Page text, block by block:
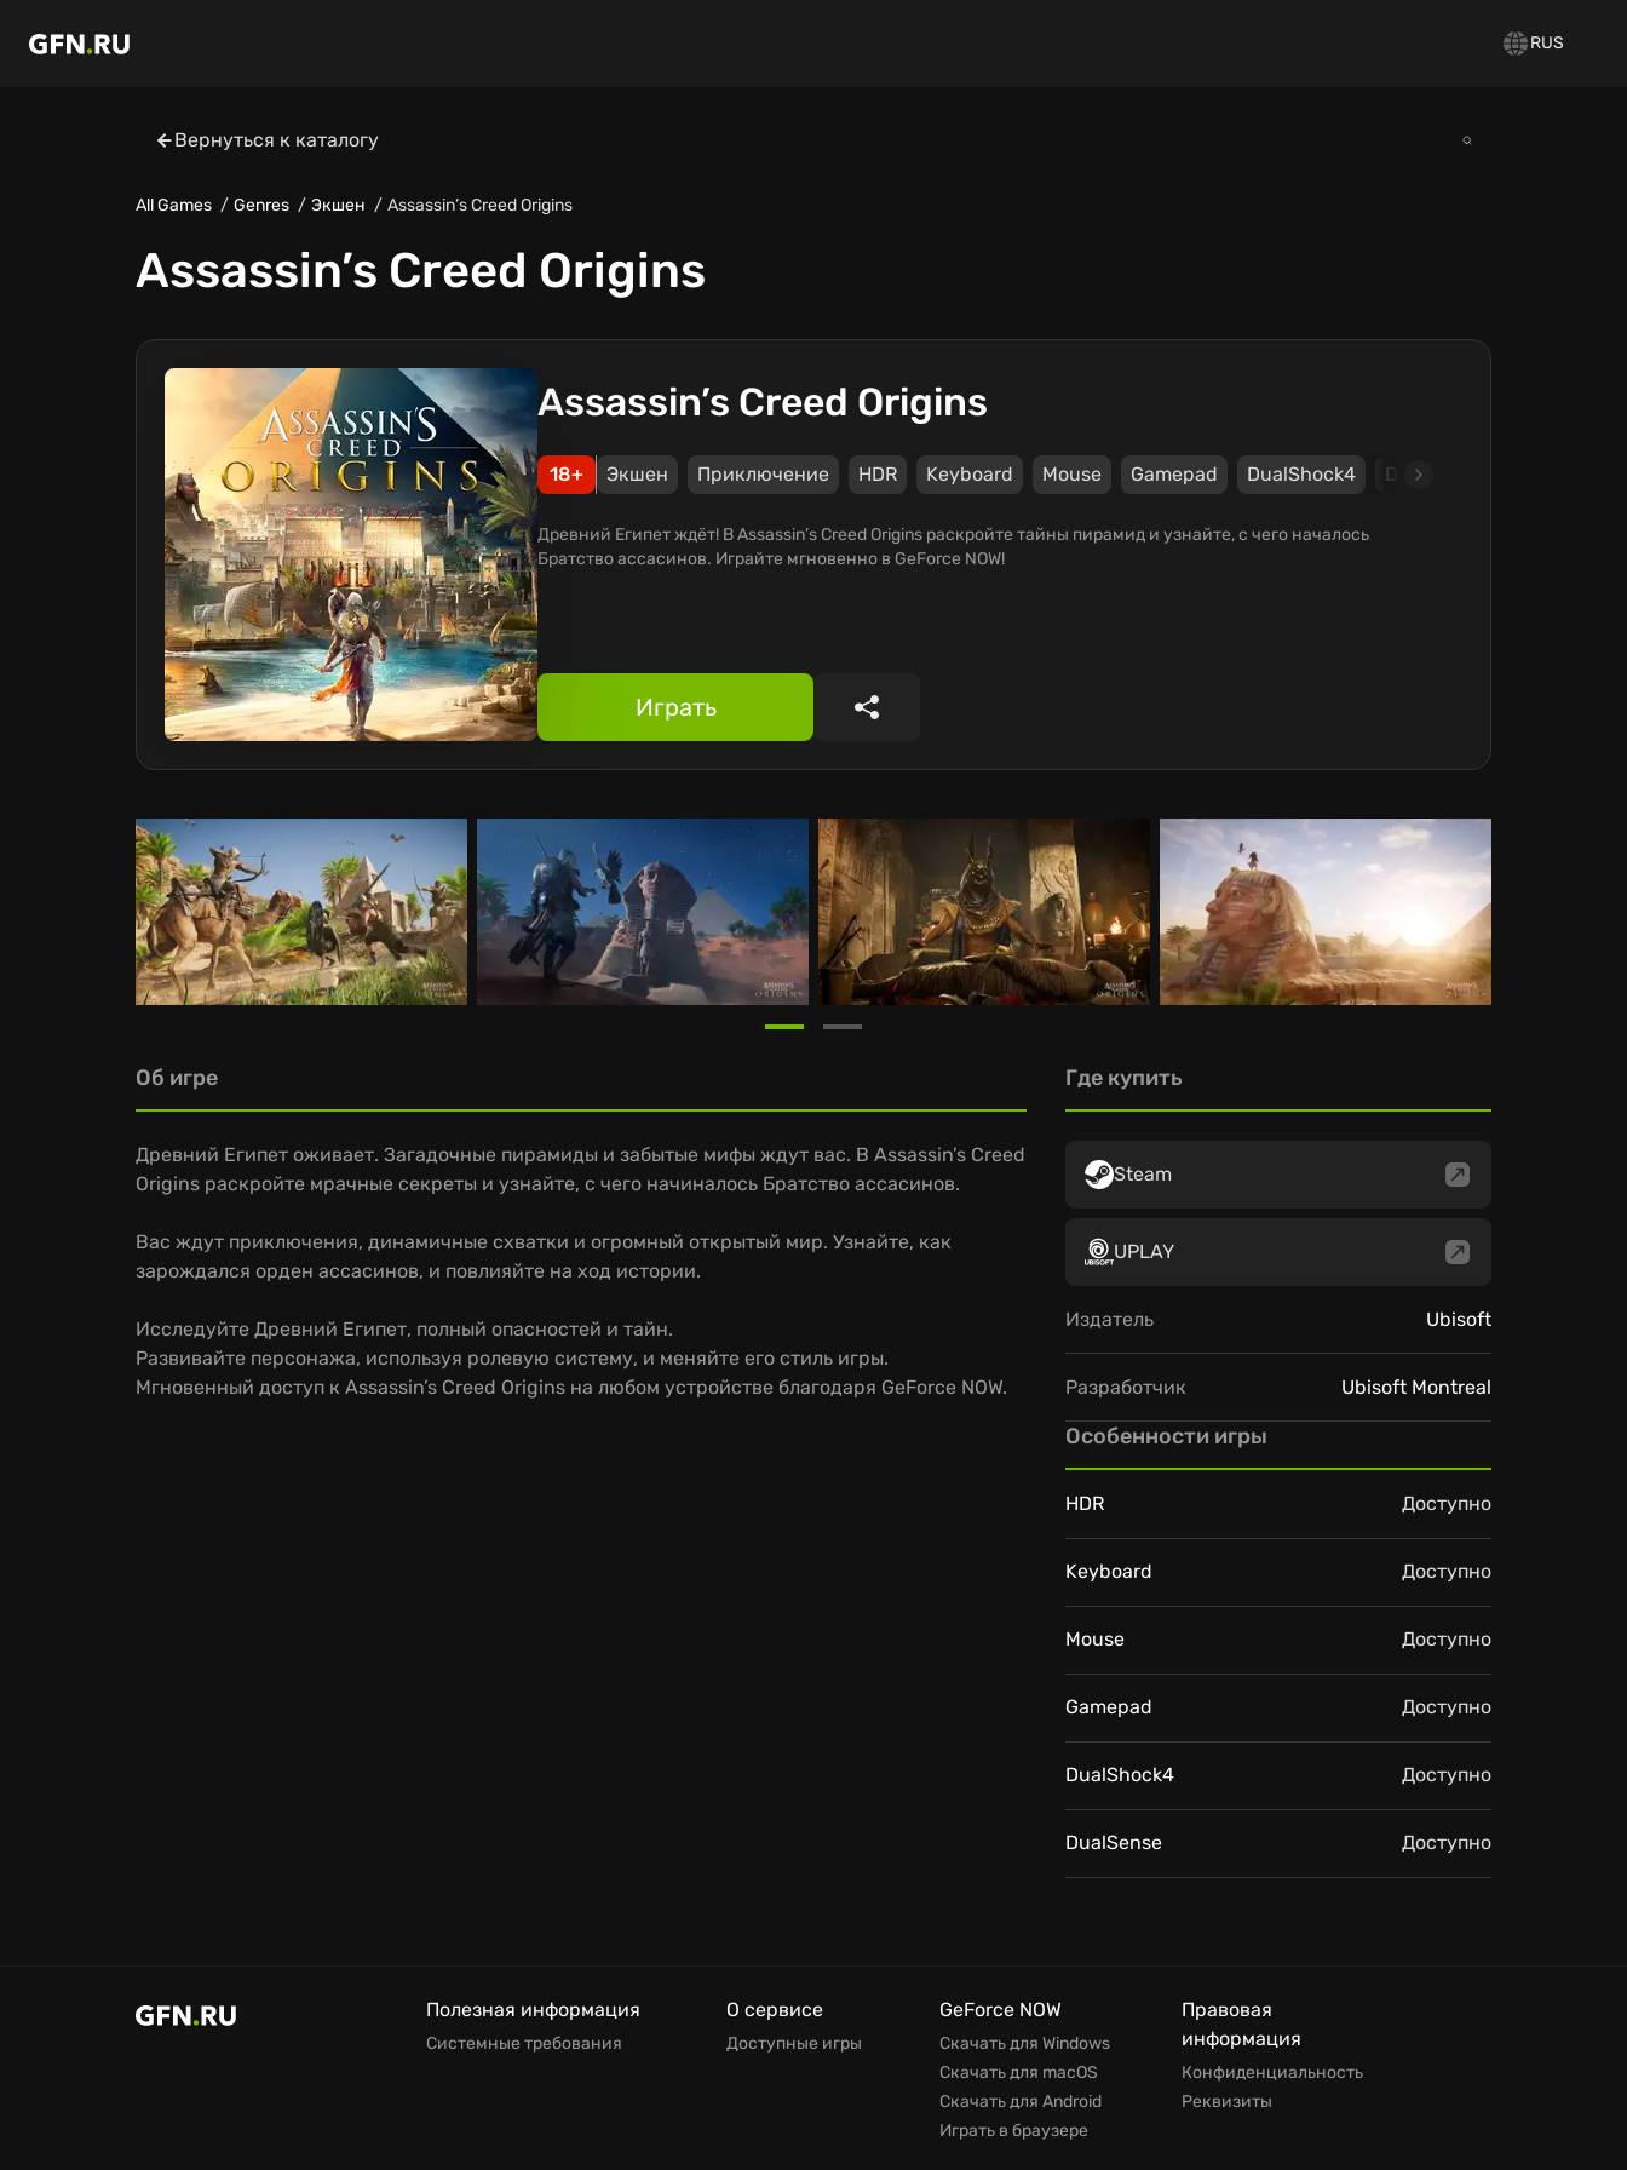
RUS
Вернуться к каталогу
All Games Genres Экшен Assassin’s Creed Origins
Assassin’s Creed Origins
Assassin’s Creed Origins
18+ Экшен Приключение HDR Keyboard Mouse Gamepad DualShock4 DualSense
Древний Египет ждёт! В Assassin’s Creed Origins раскройте тайны пирамид и узнайте, с чего началось
Братство ассасинов. Играйте мгновенно в GeForce NOW!
Играть Поделиться
Об игре
Древний Египет оживает. Загадочные пирамиды и забытые мифы ждут вас. В Assassin’s Creed
Origins раскройте мрачные секреты и узнайте, с чего начиналось Братство ассасинов.
Вас ждут приключения, динамичные схватки и огромный открытый мир. Узнайте, как
зарождался орден ассасинов, и повлияйте на ход истории.
Исследуйте Древний Египет, полный опасностей и тайн.
Развивайте персонажа, используя ролевую систему, и меняйте его стиль игры.
Мгновенный доступ к Assassin’s Creed Origins на любом устройстве благодаря GeForce NOW.
Где купить
Steam
UPLAY
Издатель Ubisoft
Разработчик Ubisoft Montreal
Особенности игры
HDR Доступно
Keyboard Доступно
Mouse Доступно
Gamepad Доступно
DualShock4 Доступно
DualSense Доступно
Полезная информация
Системные требования
О сервисе
Доступные игры
GeForce NOW
Скачать для Windows
Скачать для macOS
Скачать для Android
Играть в браузере
Правовая
информация
Конфиденциальность
Реквизиты